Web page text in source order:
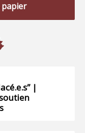
|